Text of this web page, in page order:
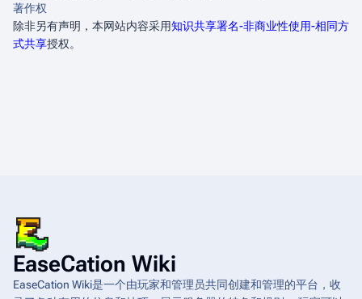
著作权
除非另有声明，本网站内容采用知识共享署名-非商业性使用-相同方
式共享授权。
EaseCation Wiki
EaseCation Wiki是一个由玩家和管理员共同创建和管理的平台，收